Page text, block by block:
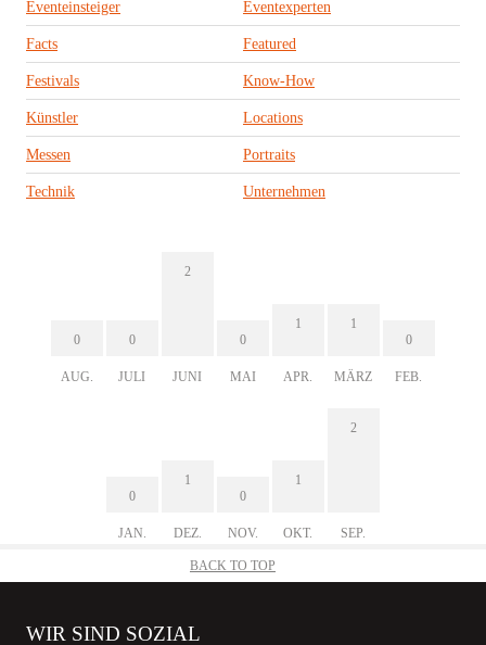
Eventeinsteiger Eventexperten
Facts Featured
Festivals Know-How
Künstler Locations
Messen Portraits
Technik Unternehmen
0
AUG.
0
JULI
2
JUNI
0
MAI
1
APR.
1
MÄRZ
0
FEB.
0
JAN.
1
DEZ.
0
NOV.
1
OKT.
2
SEP.
BACK TO TOP
WIR SIND SOZIAL